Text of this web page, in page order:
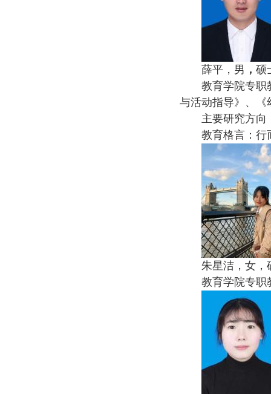
薛平，男 ， 硕
教育学院专职
与活动指导》、《
主要研究方向
教育格言：行
朱星洁，女，
教育学院专职